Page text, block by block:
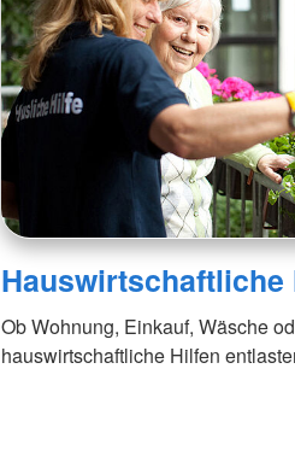
Hauswirtschaftliche
Ob Wohnung, Einkauf, Wäsche
hauswirtschaftliche Hilfen